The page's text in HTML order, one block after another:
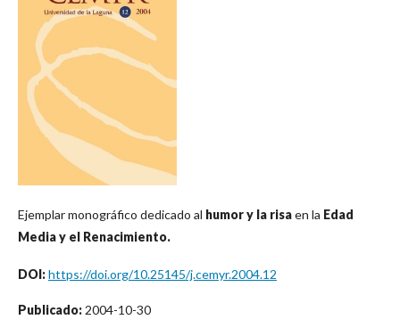
Ejemplar monográfico dedicado al humor y la risaen la Edad
Media y el Renacimiento.
DOI:https://doi.org/10.25145/j.cemyr.2004.12
Publicado: 2004-10-30